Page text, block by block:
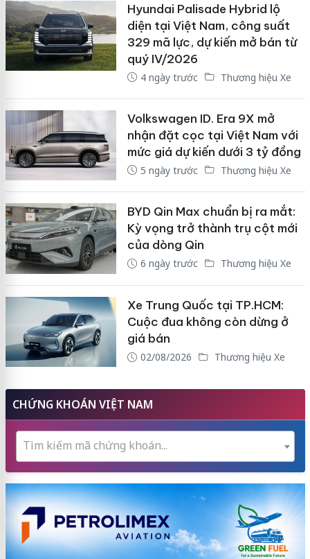
Hyundai Palisade Hybrid lộ
diện tại Việt Nam, công suất
329 mã lực, dự kiến mở bán từ
quý IV/2026
4 ngày trước Thương hiệu Xe
Volkswagen ID. Era 9X mở
nhận đặt cọc tại Việt Nam với
mức giá dự kiến dưới 3 tỷ đồng
5 ngày trước Thương hiệu Xe
BYD Qin Max chuẩn bị ra mắt:
Kỳ vọng trở thành trụ cột mới
của dòng Qin
6 ngày trước Thương hiệu Xe
Xe Trung Quốc tại TP.HCM:
Cuộc đua không còn dừng ở
giá bán
02/08/2026 Thương hiệu Xe
CHỨNG KHOÁN VIỆT NAM
Tìm kiếm mã chứng khoán...